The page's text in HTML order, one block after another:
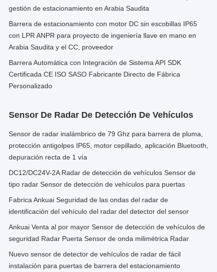
gestión de estacionamiento en Arabia Saudita
Barrera de estacionamiento con motor DC sin escobillas IP65
con LPR ANPR para proyecto de ingeniería llave en mano en
Arabia Saudita y el CC, proveedor
Barrera Automática con Integración de Sistema API SDK
Certificada CE ISO SASO Fabricante Directo de Fábrica
Personalizado
Sensor De Radar De Detección De Vehículos
Sensor de radar inalámbrico de 79 Ghz para barrera de pluma,
protección antigolpes IP65, motor cepillado, aplicación Bluetooth,
depuración recta de 1 vía
DC12/DC24V-2A Radar de detección de vehículos Sensor de
tipo radar Sensor de detección de vehículos para puertas
Fabrica Ankuai Seguridad de las ondas del radar de
identificación del vehículo del radar del detector del sensor
Ankuai Venta al por mayor Sensor de detección de vehículos de
seguridad Radar Puerta Sensor de onda milimétrica Radar
Nuevo sensor de detector de vehículos de radar de fácil
instalación para puertas de barrera del estacionamiento